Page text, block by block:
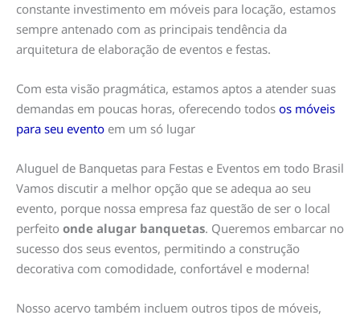
constante investimento em móveis para locação, estamos
sempre antenado com as principais tendência da
arquitetura de elaboração de eventos e festas.
Com esta visão pragmática, estamos aptos a atender suas
demandas em poucas horas, oferecendo todos os móveis
para seu evento em um só lugar
Aluguel de Banquetas para Festas e Eventos em todo Brasil
Vamos discutir a melhor opção que se adequa ao seu
evento, porque nossa empresa faz questão de ser o local
perfeito onde alugar banquetas. Queremos embarcar no
sucesso dos seus eventos, permitindo a construção
decorativa com comodidade, confortável e moderna!
Nosso acervo também incluem outros tipos de móveis,